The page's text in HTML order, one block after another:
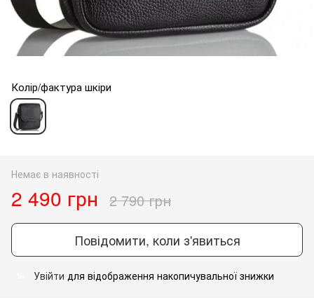
Колір/фактура шкіри
Немає в наявності
2 490 грн 2 790 грн
Повідомити, коли з'явиться
Увійти для відображення накопичувальної знижки